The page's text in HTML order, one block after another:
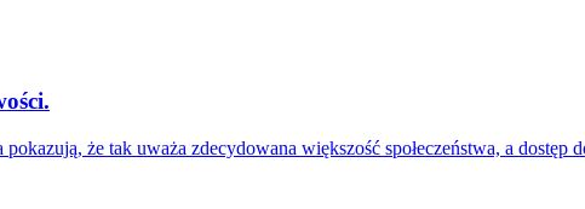
że tak uważa zdecydowana większość społeczeństwa, a dostęp